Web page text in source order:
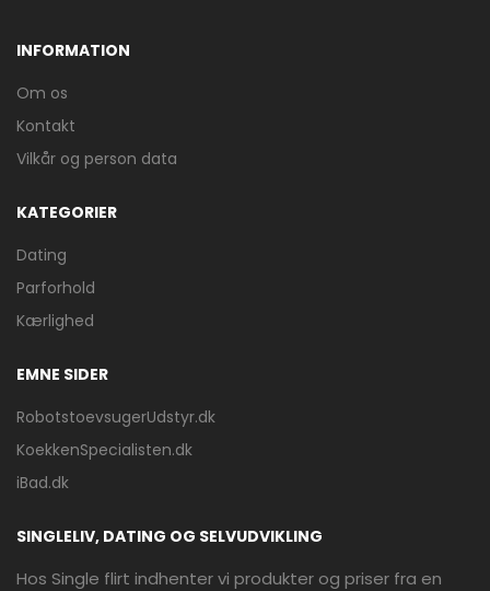
INFORMATION
Om os
Kontakt
Vilkår og person data
KATEGORIER
Dating
Parforhold
Kærlighed
EMNE SIDER
RobotstoevsugerUdstyr.dk
KoekkenSpecialisten.dk
iBad.dk
SINGLELIV, DATING OG SELVUDVIKLING
Hos Single flirt indhenter vi produkter og priser fra en